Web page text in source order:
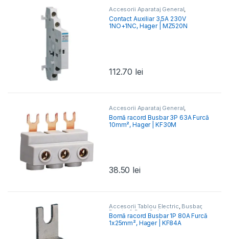
Accesorii Aparataj General,
Contactoare Modulare
Contact Auxiliar 3,5A 230V
1NO+1NC, Hager | MZ520N
112.70 lei
Accesorii Aparataj General
Accesorii Aparataj Modular,
Accesorii Tablou Electric ,Busbar,
Barete & Bare Colectoare
Elemente Conexiune- Tablou
Bornă racord Busbar 3P 63A Furcă
10mm², Hager | KF30M
38.50 lei
Accesorii Tablou Electric, Busbar,
Barete & Bare Colectoare,
Elemente Conexiune- Tablou
Electric
Bornă racord Busbar 1P 80A Furcă
1x25mm², Hager | KF84A